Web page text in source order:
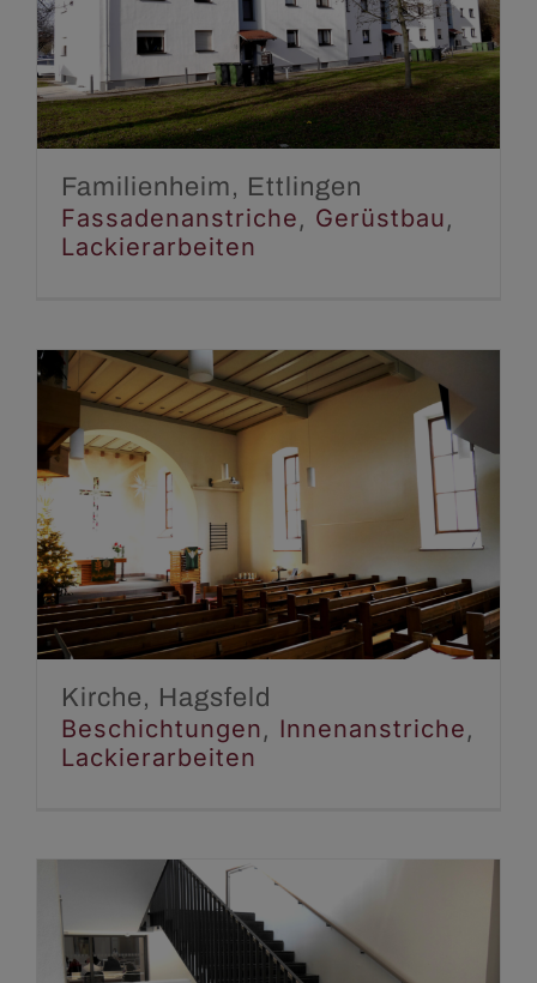
Familienheim, Ettlingen
Fassadenanstriche Gerüstbau Lackierarbeiten
Familienheim, Ettlingen
Fassadenanstriche, Gerüstbau,
Lackierarbeiten
Kirche, Hagsfeld
Beschichtungen Innenanstriche
Kirche, Hagsfeld
Beschichtungen, Innenanstriche,
Lackierarbeiten